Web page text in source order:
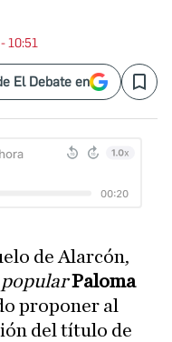
10:51
El Debate en Save
de Alarcón,
popularPaloma
proponer al
del título de